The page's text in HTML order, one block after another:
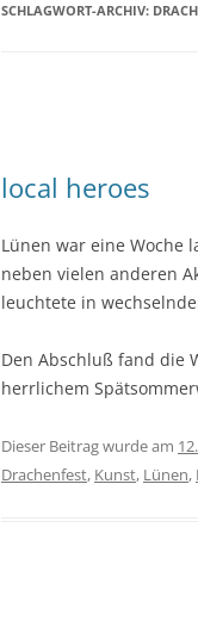
SCHLAGWORT-ARCHIV:
local heroes
Lünen war eine Woche
neben vielen anderen
leuchtete in
Den Abschluß fand die
herrlichem
Dieser Beitrag wurde am
Drachenfest, Kunst, Lünen,